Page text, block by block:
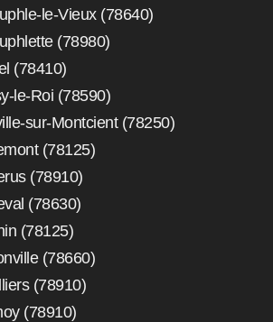
le-Vieux (78640)
(78980)
(78410)
le-Roi (78590)
sur-Montcient (78250)
(78125)
(78910)
(78630)
(78125)
(78660)
(78910)
(78910)